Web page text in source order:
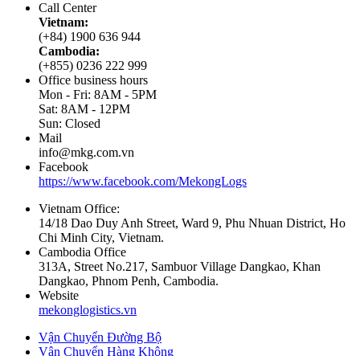
Call Center
Vietnam:
(+84) 1900 636 944
Cambodia:
(+855) 0236 222 999
Office business hours
Mon - Fri: 8AM - 5PM
Sat: 8AM - 12PM
Sun: Closed
Mail
info@mkg.com.vn
Facebook
https://www.facebook.com/MekongLogs
Vietnam Office:
14/18 Dao Duy Anh Street, Ward 9, Phu Nhuan District, Ho
Chi Minh City, Vietnam.
Cambodia Office
313A, Street No.217, Sambuor Village Dangkao, Khan
Dangkao, Phnom Penh, Cambodia.
Website
mekonglogistics.vn
Vận Chuyển Đường Bộ
Vận Chuyển Hàng Không